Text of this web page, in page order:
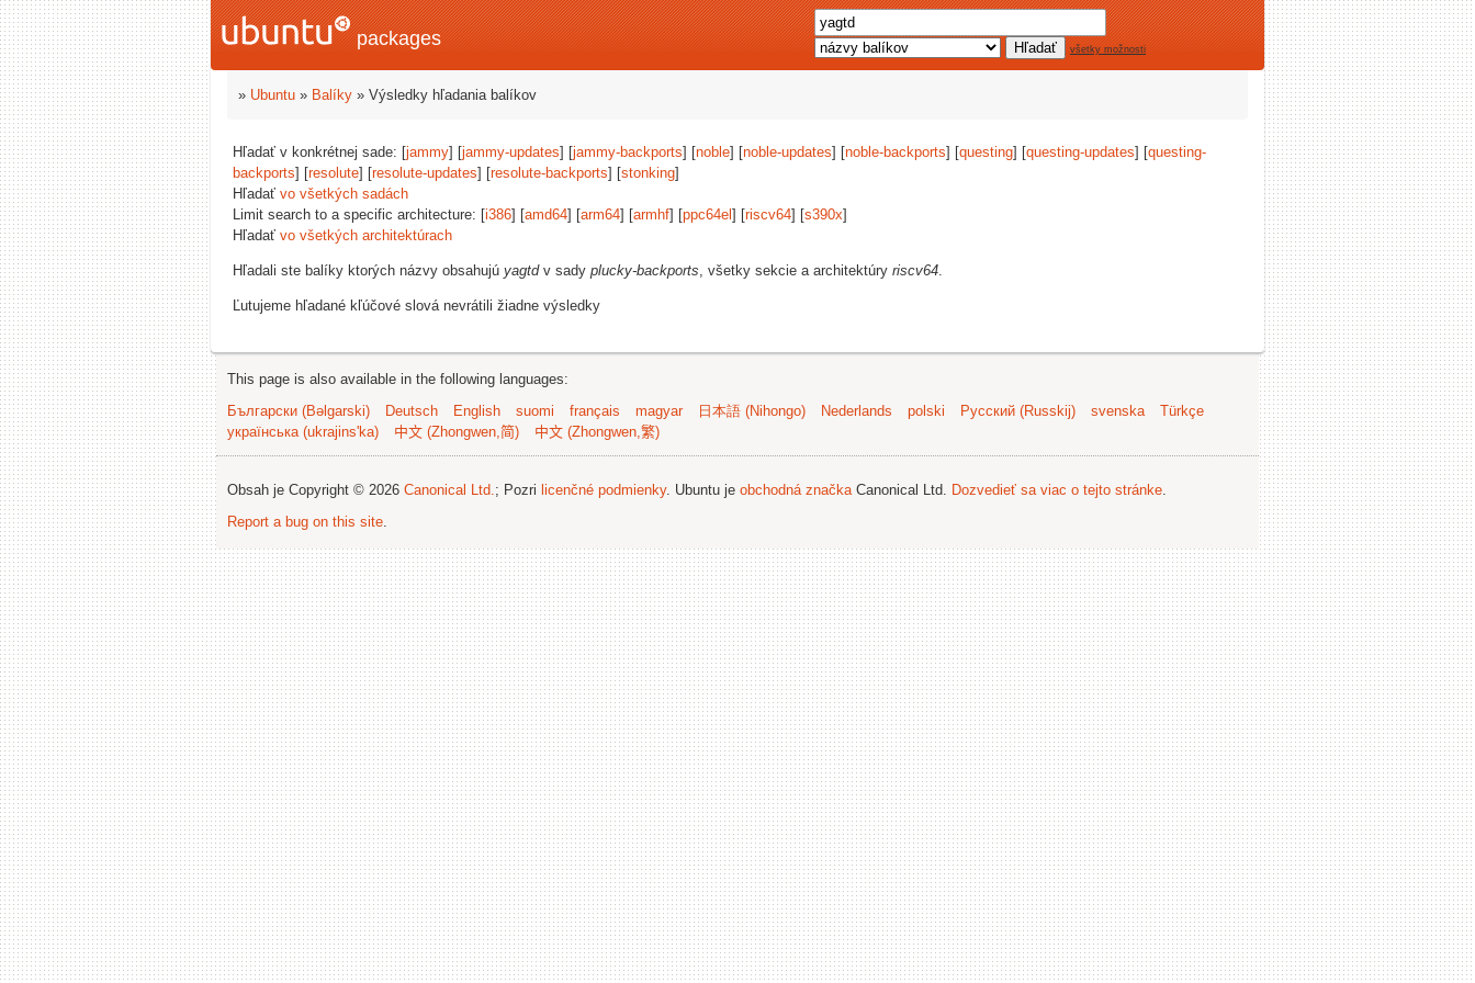
packages všetky možnosti
» Ubuntu » Balíky » Výsledky hľadania balíkov
Hľadať v konkrétnej sade: [jammy] [jammy-updates] [jammy-backports] [noble] [noble-updates] [noble-backports] [questing] [questing-updates] [questing-
backports] [resolute] [resolute-updates] [resolute-backports] [stonking]
Hľadať vo všetkých sadách
Limit search to a specific architecture: [i386] [amd64] [arm64] [armhf] [ppc64el ] [riscv64] [s390x]
Hľadať vo všetkých architektúrach
Hľadali ste balíky ktorých názvy obsahujú yagtdv sady plucky-backports, všetky sekcie a architektúry riscv64.
Ľutujeme hľadané kľúčové slová nevrátili žiadne výsledky
This page is also available in the following languages:
Български (Bəlgarski)
Deutsch English suomi français magyar 日本語 (Nihongo) Nederlands polski Русский (Russkij) svenska
Türkçe
українська (ukrajins'ka)
中文 (Zhongwen,简) 中文 (Zhongwen,繁)
Obsah je Copyright © 2026 Canonical Ltd.; Pozri licenčné podmienky. Ubuntu je obchodná značkaCanonical Ltd. Dozvedieť sa viac o tejto stránke.
Report a bug on this site.